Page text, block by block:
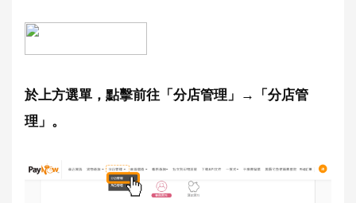
於上方選單，點擊前往「分店管理」→「分店管
理」。